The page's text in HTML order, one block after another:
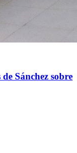
Sánchez sobre